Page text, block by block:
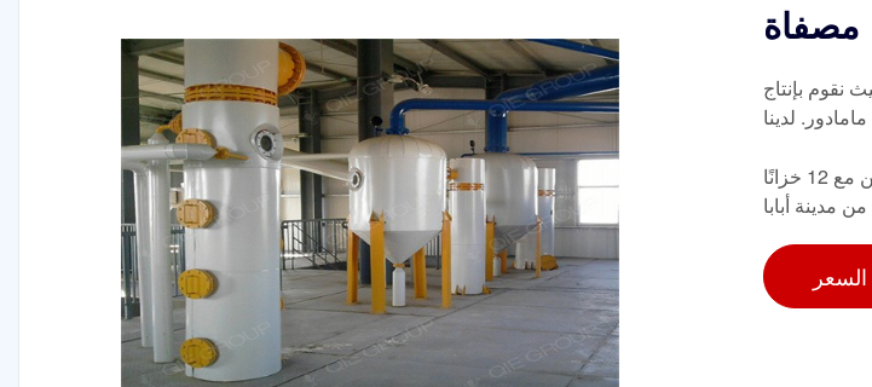
نقوم بإنتاج
لدينا
تعد شركة نوساك فارم بروديوس المحدودة مصفاة زيوت نباتية آلية بالكامل بسعة 200 طن مع 12 خزانًا